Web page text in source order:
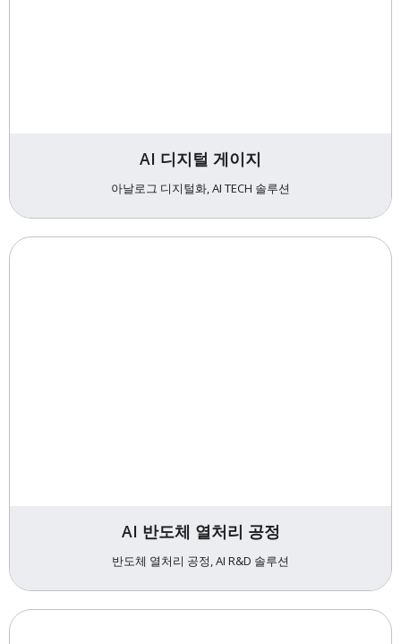
AI 디지털 게이지
아날로그 디지털화, AI TECH 솔루션
AI 반도체 열처리 공정
반도체 열처리 공정, AI R&D 솔루션